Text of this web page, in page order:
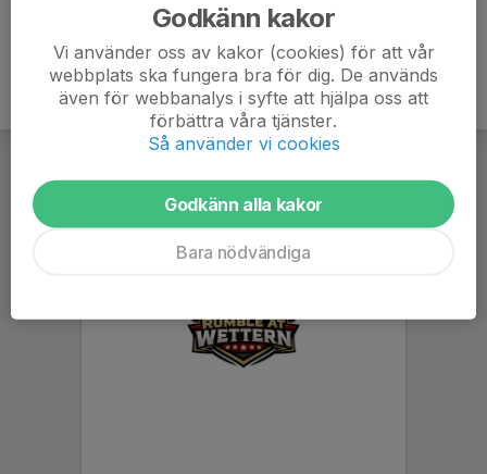
Godkänn kakor
Vi använder oss av kakor (cookies) för att vår
webbplats ska fungera bra för dig. De används
även för webbanalys i syfte att hjälpa oss att
förbättra våra tjänster.
Så använder vi cookies
Godkänn alla kakor
Bara nödvändiga